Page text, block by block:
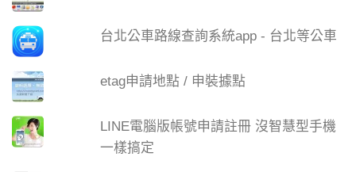
台北公車路線查詢系統app - 台北等公車
etag申請地點 / 申裝據點
LINE電腦版帳號申請註冊 沒智慧型手機
一樣搞定